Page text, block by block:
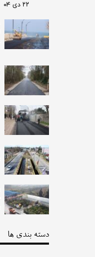
۲۲ دی ۰۴
دسته بندی ها